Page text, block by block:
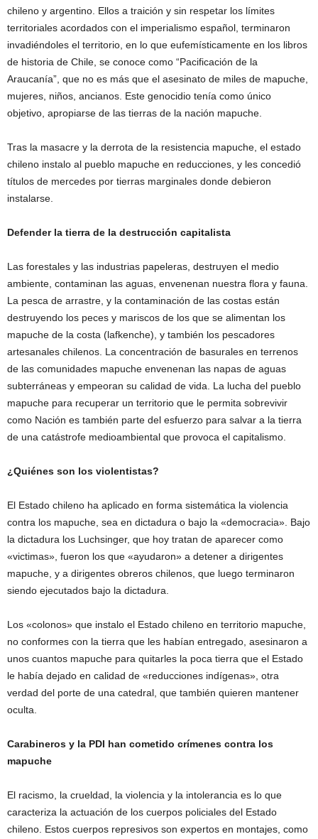
chileno y argentino. Ellos a traición y sin respetar los límites
territoriales acordados con el imperialismo español, terminaron
invadiéndoles el territorio, en lo que eufemísticamente en los libros
de historia de Chile, se conoce como “Pacificación de la
Araucanía”, que no es más que el asesinato de miles de mapuche,
mujeres, niños, ancianos. Este genocidio tenía como único
objetivo, apropiarse de las tierras de la nación mapuche.
Tras la masacre y la derrota de la resistencia mapuche, el estado
chileno instalo al pueblo mapuche en reducciones, y les concedió
títulos de mercedes por tierras marginales donde debieron
instalarse.
Defender la tierra de la destrucción capitalista
Las forestales y las industrias papeleras, destruyen el medio
ambiente, contaminan las aguas, envenenan nuestra flora y fauna.
La pesca de arrastre, y la contaminación de las costas están
destruyendo los peces y mariscos de los que se alimentan los
mapuche de la costa (lafkenche), y también los pescadores
artesanales chilenos. La concentración de basurales en terrenos
de las comunidades mapuche envenenan las napas de aguas
subterráneas y empeoran su calidad de vida. La lucha del pueblo
mapuche para recuperar un territorio que le permita sobrevivir
como Nación es también parte del esfuerzo para salvar a la tierra
de una catástrofe medioambiental que provoca el capitalismo.
¿Quiénes son los violentistas?
El Estado chileno ha aplicado en forma sistemática la violencia
contra los mapuche, sea en dictadura o bajo la «democracia». Bajo
la dictadura los Luchsinger, que hoy tratan de aparecer como
«victimas», fueron los que «ayudaron» a detener a dirigentes
mapuche, y a dirigentes obreros chilenos, que luego terminaron
siendo ejecutados bajo la dictadura.
Los «colonos» que instalo el Estado chileno en territorio mapuche,
no conformes con la tierra que les habían entregado, asesinaron a
unos cuantos mapuche para quitarles la poca tierra que el Estado
le había dejado en calidad de «reducciones indígenas», otra
verdad del porte de una catedral, que también quieren mantener
oculta.
Carabineros y la PDI han cometido crímenes contra los
mapuche
El racismo, la crueldad, la violencia y la intolerancia es lo que
caracteriza la actuación de los cuerpos policiales del Estado
chileno. Estos cuerpos represivos son expertos en montajes, como